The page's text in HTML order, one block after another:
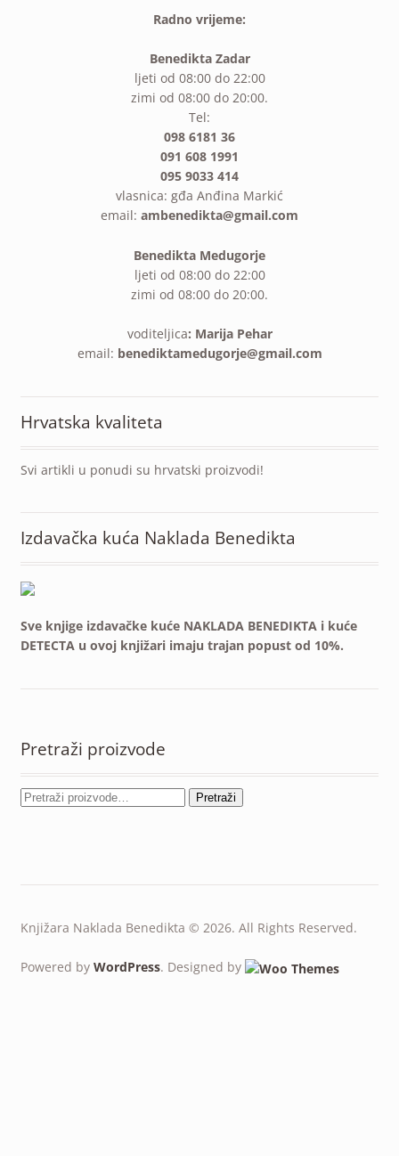
Radno vrijeme:
Benedikta Zadar
ljeti od 08:00 do 22:00
zimi od 08:00 do 20:00.
Tel:
098 6181 36
091 608 1991
095 9033 414
vlasnica: gđa Anđina Markić
email: ambenedikta@gmail.com
Benedikta Medugorje
ljeti od 08:00 do 22:00
zimi od 08:00 do 20:00.
voditeljica: Marija Pehar
email: benediktamedugorje@gmail.com
Hrvatska kvaliteta
Svi artikli u ponudi su hrvatski proizvodi!
Izdavačka kuća Naklada Benedikta
Sve knjige izdavačke kuće NAKLADA BENEDIKTA i kuće
DETECTA u ovoj knjižari imaju trajan popust od 10%.
Pretraži proizvode
Pretraži
Knjižara Naklada Benedikta © 2026. All Rights Reserved.
Powered by WordPress. Designed by